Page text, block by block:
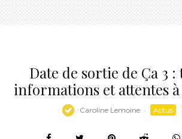
Date de sortie de Ça 3 :
informations et attentes
Caroline Lemoine · Actus